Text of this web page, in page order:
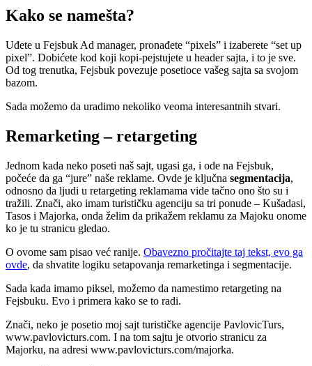
Kako se namešta?
Uđete u Fejsbuk Ad manager, pronađete “pixels” i izaberete “set up
pixel”. Dobićete kod koji kopi-pejstujete u header sajta, i to je sve.
Od tog trenutka, Fejsbuk povezuje posetioce vašeg sajta sa svojom
bazom.
Sada možemo da uradimo nekoliko veoma interesantnih stvari.
Remarketing – retargeting
Jednom kada neko poseti naš sajt, ugasi ga, i ode na Fejsbuk,
počeće da ga “jure” naše reklame. Ovde je ključna segmentacija,
odnosno da ljudi u retargeting reklamama vide tačno ono što su i
tražili. Znači, ako imam turističku agenciju sa tri ponude – Kušadasi,
Tasos i Majorka, onda želim da prikažem reklamu za Majoku onome
ko je tu stranicu gledao.
O ovome sam pisao već ranije. Obavezno pročitajte taj tekst, evo ga
ovde, da shvatite logiku setapovanja remarketinga i segmentacije.
Sada kada imamo piksel, možemo da namestimo retargeting na
Fejsbuku. Evo i primera kako se to radi.
Znači, neko je posetio moj sajt turističke agencije PavlovicTurs,
www.pavlovicturs.com. I na tom sajtu je otvorio stranicu za
Majorku, na adresi www.pavlovicturs.com/majorka.